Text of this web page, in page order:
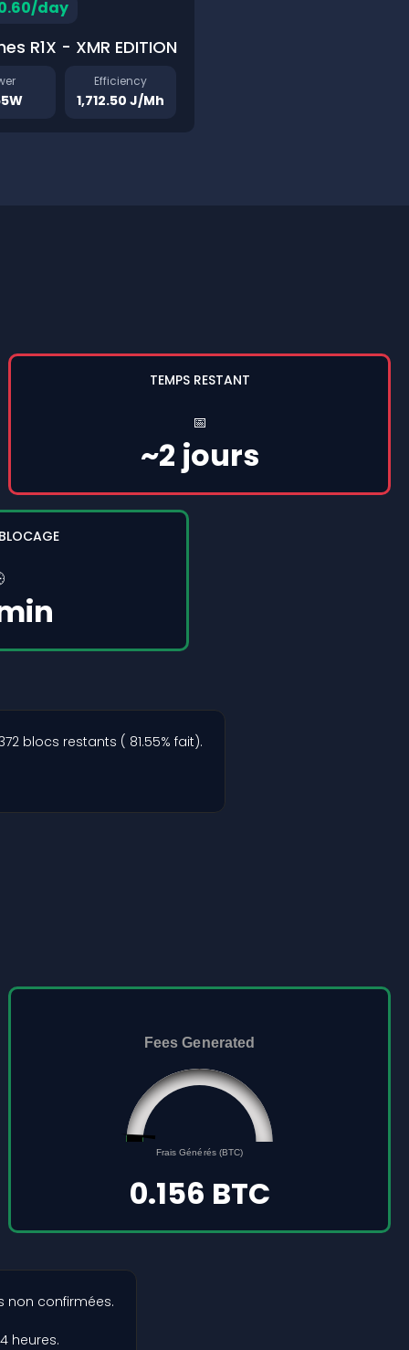
day
R1X - XMR EDITION
Efficiency
1,712.50 J/Mh
TEMPS RESTANT
📅
~2 jours
blocs restants ( 81.55% fait).
Fees Generated
Frais Générés (BTC)
0.156 BTC
non confirmées.
heures.